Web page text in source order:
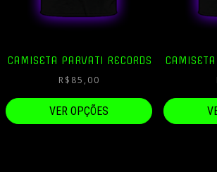
CAMISETA PARVATI RECORDS
R$ 85,00
VER OPÇÕES